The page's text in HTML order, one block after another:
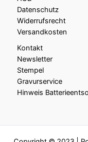
Datenschutz
Widerrufsrecht
Versandkosten
Kontakt
Newsletter
Stempel
Gravurservice
Hinweis